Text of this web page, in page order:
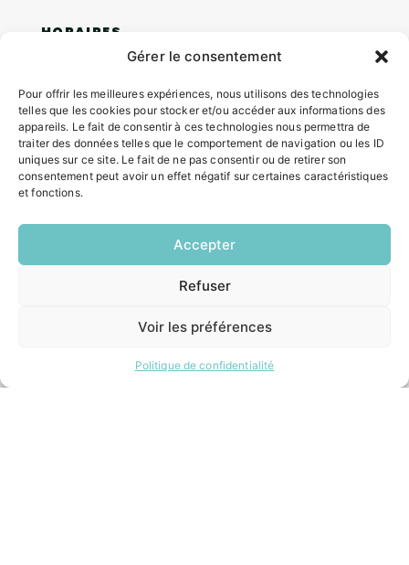
Gérer le consentement
Pour offrir les meilleures expériences, nous utilisons des technologies
telles que les cookies pour stocker et/ou accéder aux informations des
appareils. Le fait de consentir à ces technologies nous permettra de
traiter des données telles que le comportement de navigation ou les ID
uniques sur ce site. Le fait de ne pas consentir ou de retirer son
consentement peut avoir un effet négatif sur certaines caractéristiques
et fonctions.
Accepter
Refuser
Voir les préférences
Politique de confidentialité
HORAIRES
Mardi:
8h30 – 12h00 / 14h00 – 17h00
Mercredi:
8h30 – 12h00 / 14h00 – 17h00
Jeudi:
8h30 – 12h00 / 14h00 – 18h00
Vendredi:
ACCÉS RAPIDES
Restauration scolaire